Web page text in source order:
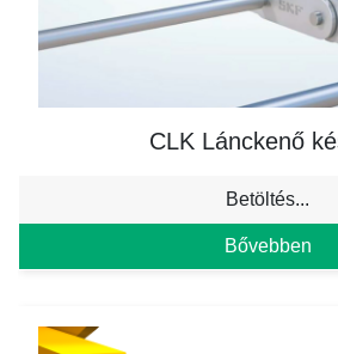
CLK Lánckenő
Betöltés...
Bővebben